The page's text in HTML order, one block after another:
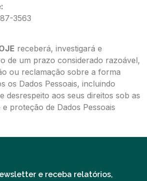
3563
receberá, investigará e
de um prazo considerado razoável,
ou reclamação sobre a forma
os Dados Pessoais, incluindo
desrespeito aos seus direitos sob as
e proteção de Dados Pessoais
e receba relatórios,